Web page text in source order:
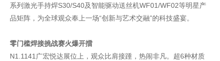
系列激光手持焊S30/S40及智能驱动送丝机WF01/WF02等明星产
品矩阵，为全球观众奉上一场“创新与艺术交融”的科技盛宴。
零门槛焊接挑战赛火爆开擂
N1.1141广宏悦达展位上，观众比肩接踵，热闹非凡。超6种材质